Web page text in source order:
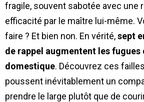
fragile, souvent sabotée avec une
efficacité par le maître lui-même.
faire ? Et bien non. En vérité,sept
de rappel augmentent les fugues
domestique. Découvrez ces
poussent inévitablement un
prendre le large plutôt que de